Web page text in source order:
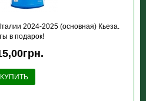
2024-2025 (основная) Кьеза.
в подарок!
КУПИТЬ